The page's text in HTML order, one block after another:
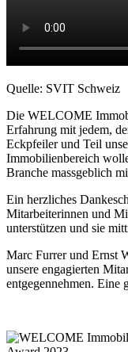
Quelle: SVIT Schweiz
Die WELCOME
Erfahrung mit jedem,
Eckpfeiler und Teil
Immobilienbereich
Branche massgeblich
Ein herzliches
Mitarbeiterinnen und
unterstützen und sie
Marc Furrer und Ernst
unsere engagierten
entgegennehmen. Eine